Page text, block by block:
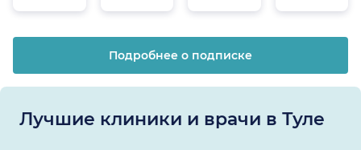
Подробнее о подписке
Лучшие клиники и врачи в Туле